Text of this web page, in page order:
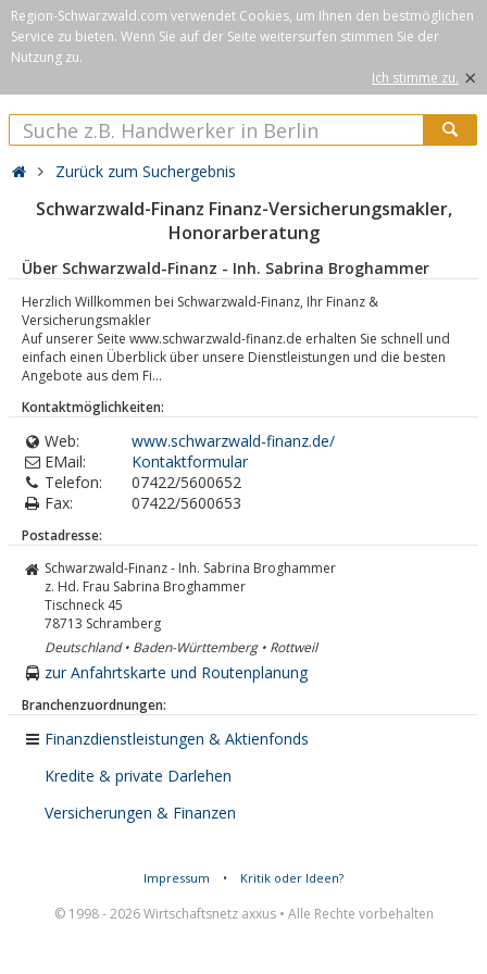
Region-Schwarzwald.com verwendet Cookies, um Ihnen den bestmöglichen
Service zu bieten. Wenn Sie auf der Seite weitersurfen stimmen Sie der
Nutzung zu.
Ich stimme zu. ×
Zurück zum Suchergebnis
Schwarzwald-Finanz Finanz-Versicherungsmakler,
Honorarberatung
Über Schwarzwald-Finanz - Inh. Sabrina Broghammer
Herzlich Willkommen bei Schwarzwald-Finanz, Ihr Finanz &
Versicherungsmakler
Auf unserer Seite www.schwarzwald-finanz.de erhalten Sie schnell und
einfach einen Überblick über unsere Dienstleistungen und die besten
Angebote aus dem Fi...
Kontaktmöglichkeiten:
Web:
www.schwarzwald-finanz.de/
EMail:
Kontaktformular
Telefon:
07422/5600652
Fax:
07422/5600653
Postadresse:
Schwarzwald-Finanz - Inh. Sabrina Broghammer
z. Hd. Frau Sabrina Broghammer
Tischneck 45
78713 Schramberg
Deutschland • Baden-Württemberg • Rottweil
zur Anfahrtskarte und Routenplanung
Branchenzuordnungen:
Finanzdienstleistungen & Aktienfonds
Kredite & private Darlehen
Versicherungen & Finanzen
Impressum • Kritik oder Ideen?
© 1998 - 2026 Wirtschaftsnetz axxus • Alle Rechte vorbehalten